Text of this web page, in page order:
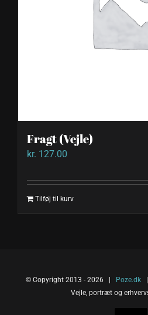
Fragt (Vejle)
kr. 127.00
Tilføj til kurv
© Copyright 2013 - 2026 | Poze.dk
Vejle, portræt og